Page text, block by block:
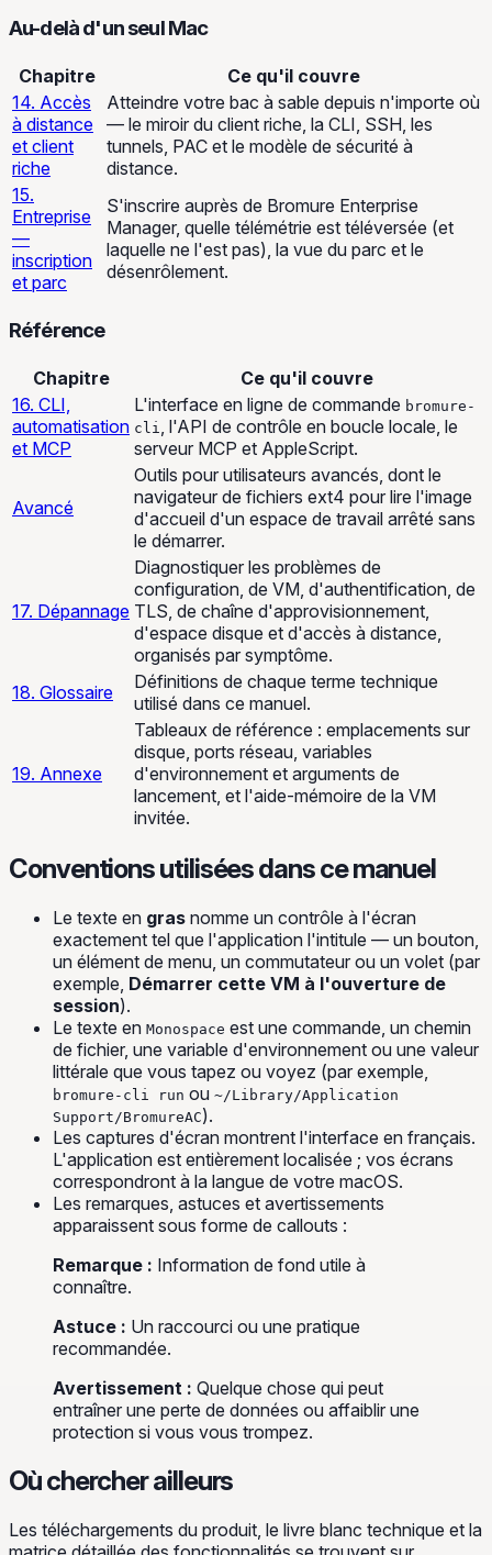
Au-delà d'un seul Mac
Chapitre
Ce qu'il couvre
14. Accès
à distance
et client
riche
Atteindre votre bac à sable depuis n'importe où
— le miroir du client riche, la CLI, SSH, les
tunnels, PAC et le modèle de sécurité à
distance.
15.
Entreprise
—
inscription
et parc
S'inscrire auprès de Bromure Enterprise
Manager, quelle télémétrie est téléversée (et
laquelle ne l'est pas), la vue du parc et le
désenrôlement.
Référence
Chapitre
Ce qu'il couvre
16. CLI,
automatisation
et MCP
L'interface en ligne de commande bromure-
cli
, l'API de contrôle en boucle locale, le
serveur MCP et AppleScript.
Avancé
Outils pour utilisateurs avancés, dont le
navigateur de fichiers ext4 pour lire l'image
d'accueil d'un espace de travail arrêté sans
le démarrer.
17. Dépannage
Diagnostiquer les problèmes de
configuration, de VM, d'authentification, de
TLS, de chaîne d'approvisionnement,
d'espace disque et d'accès à distance,
organisés par symptôme.
18. Glossaire
Définitions de chaque terme technique
utilisé dans ce manuel.
19. Annexe
Tableaux de référence : emplacements sur
disque, ports réseau, variables
d'environnement et arguments de
lancement, et l'aide-mémoire de la VM
invitée.
Conventions utilisées dans ce manuel
Le texte en gras nomme un contrôle à l'écran
exactement tel que l'application l'intitule — un bouton,
un élément de menu, un commutateur ou un volet (par
exemple, Démarrer cette VM à l'ouverture de
session).
Le texte en Monospace est une commande, un chemin
de fichier, une variable d'environnement ou une valeur
littérale que vous tapez ou voyez (par exemple,
bromure-cli run ou ~/Library/Application
Support/BromureAC).
Les captures d'écran montrent l'interface en français.
L'application est entièrement localisée ; vos écrans
correspondront à la langue de votre macOS.
Les remarques, astuces et avertissements
apparaissent sous forme de callouts :
Remarque : Information de fond utile à
connaître.
Astuce : Un raccourci ou une pratique
recommandée.
Avertissement : Quelque chose qui peut
entraîner une perte de données ou affaiblir une
protection si vous vous trompez.
Où chercher ailleurs
Les téléchargements du produit, le livre blanc technique et la